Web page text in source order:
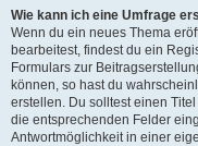
Wie kann ich eine Umfrage
Wenn du ein neues Thema
bearbeitest, findest du ein
Formulars zur
können, so hast du
erstellen. Du solltest einen
die entsprechenden Felder
Antwortmöglichkeit in einer